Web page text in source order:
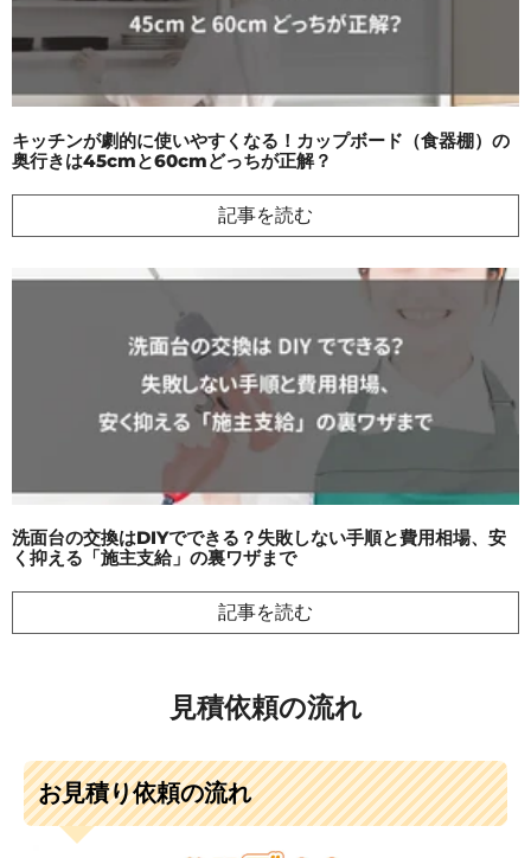
キッチンが劇的に使いやすくなる！カップボード（食器棚）の
奥行きは45cmと60cmどっちが正解？
記事を読む
洗面台の交換はDIYでできる？失敗しない手順と費用相場、安
く抑える「施主支給」の裏ワザまで
記事を読む
見積依頼の流れ
お見積り依頼の流れ